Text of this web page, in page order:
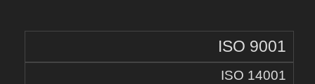
ISO 9001
ISO 14001